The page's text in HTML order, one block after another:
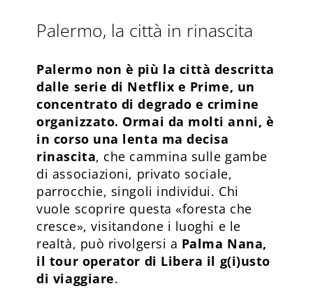
Palermo, la città in rinascita
Palermo non è più la città descritta
dalle serie di Netflix e Prime, un
concentrato di degrado e crimine
organizzato. Ormai da molti anni, è
in corso una lenta ma decisa
rinascita, che cammina sulle gambe
di associazioni, privato sociale,
parrocchie, singoli individui. Chi
vuole scoprire questa «foresta che
cresce», visitandone i luoghi e le
realtà, può rivolgersi a Palma Nana,
il tour operator di Libera il g(i)usto
di viaggiare.